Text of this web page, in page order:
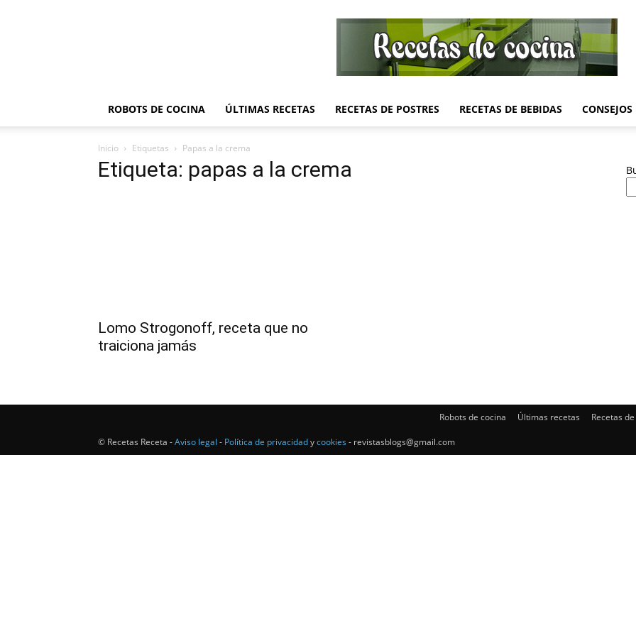
ROBOTS DE COCINA ÚLTIMAS RECETAS RECETAS DE POSTRES RECETAS DE BEBIDAS
Inicio Etiquetas Papas a la crema
Etiqueta: papas a la crema
Lomo Strogonoff, receta que no
traiciona jamás
Robots de cocina Últimas recetas Recetas
© Recetas Receta -Aviso legal - Política de privacidadycookies - revistasblogs@gmail.com